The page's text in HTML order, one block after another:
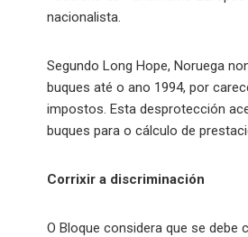
nacionalista.
Segundo Long Hope, Noruega
buques até o ano 1994, por
impostos. Esta desprotección
buques para o cálculo de
Corrixir a discriminación
O Bloque considera que se debe